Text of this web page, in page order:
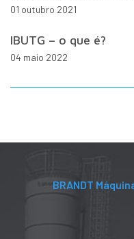
01 outubro 2021
IBUTG – o que é?
04 maio 2022
BRANDT